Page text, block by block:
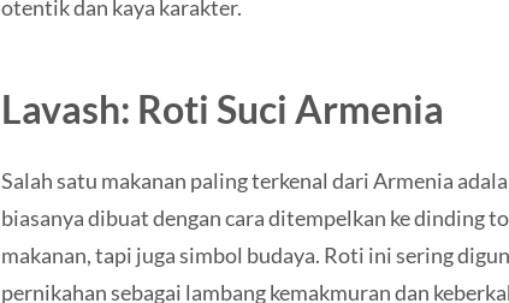
otentik dan kaya karakter.
Lavash: Roti Suci Armenia
Salah satu makanan paling terkenal dari Armenia
biasanya dibuat dengan cara ditempelkan ke dinding
makanan, tapi juga simbol budaya. Roti ini sering
pernikahan sebagai lambang kemakmuran dan